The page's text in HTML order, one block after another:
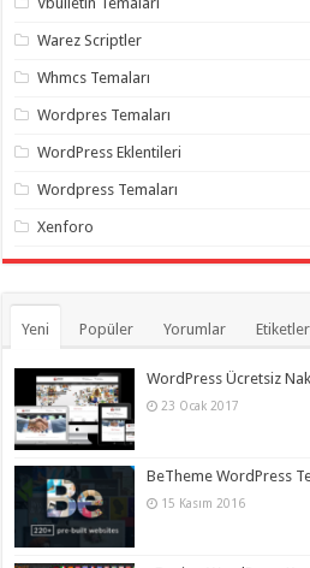
twitter
hilesi ,
takipçi
instagram
hilesi ,
Warez Scriptler
Whmcs Temaları
Wordpres Temaları
WordPress Eklentileri
Wordpress Temaları
Xenforo
Yeni Popüler Yorumlar Etiketler
WordPress Ücretsiz
23 Ocak 2017
BeTheme WordPress
15 Kasım 2016